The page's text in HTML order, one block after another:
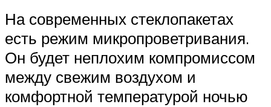
На современных стеклопакетах
есть режим микропроветривания.
Он будет неплохим компромиссом
между свежим воздухом и
комфортной температурой ночью